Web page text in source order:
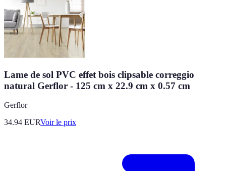
Lame de sol PVC effet bois clipsable correggio
natural Gerflor - 125 cm x 22.9 cm x 0.57 cm
Gerflor
34.94 EURVoir le prix